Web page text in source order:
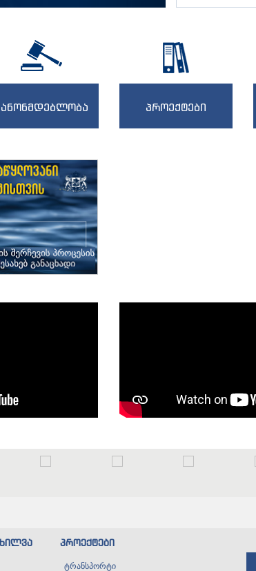
პროექტები
პროექტები
ტრანსპორტი